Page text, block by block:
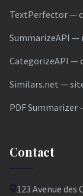
TextPerfector —
SummarizeAPI —
CategorizeAPI —
Similars.net —
PDF Summarizer
Contact
123 Avenue des